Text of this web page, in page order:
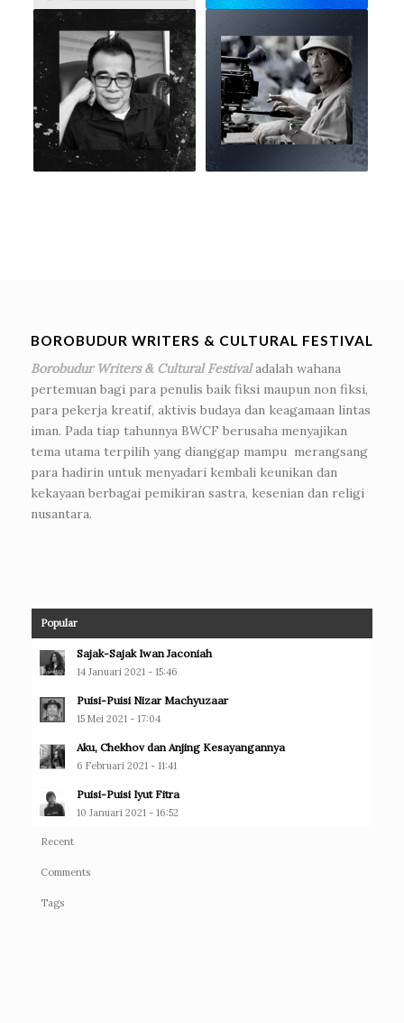
BOROBUDUR WRITERS & CULTURAL FESTIVAL
Borobudur Writers & Cultural Festivaladalah wahana
pertemuan bagi para penulis baik fiksi maupun non fiksi,
para pekerja kreatif, aktivis budaya dan keagamaan lintas
iman. Pada tiap tahunnya BWCF berusaha menyajikan
tema utama terpilih yang dianggap mampu merangsang
para hadirin untuk menyadari kembali keunikan dan
kekayaan berbagai pemikiran sastra, kesenian dan religi
nusantara.
Popular
Sajak-Sajak Iwan Jaconiah
14 Januari 2021 - 15:46
Puisi-Puisi Nizar Machyuzaar
15 Mei 2021 - 17:04
Aku, Chekhov dan Anjing Kesayangannya
6 Februari 2021 - 11:41
Puisi-Puisi Iyut Fitra
10 Januari 2021 - 16:52
Recent
Comments
Tags